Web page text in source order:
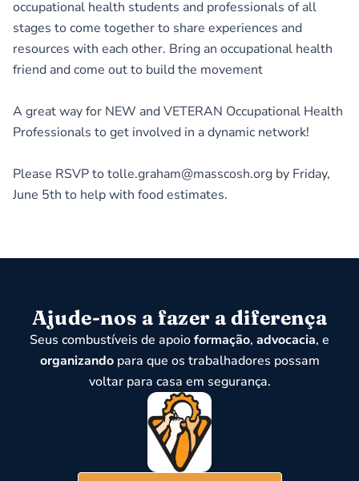
occupational health students and professionals of all
stages to come together to share experiences and
resources with each other. Bring an occupational health
friend and come out to build the movement
A great way for NEW and VETERAN Occupational Health
Professionals to get involved in a dynamic network!
Please RSVP to tolle.graham@masscosh.org by Friday,
June 5th to help with food estimates.
Ajude-nos a fazer a diferença
Seus combustíveis de apoioformação, advocacia, e
organizandopara que os trabalhadores possam
voltar para casa em segurança.